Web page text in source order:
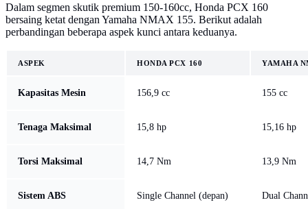
Dalam segmen skutik premium 150-160cc, Honda PCX 160
bersaing ketat dengan Yamaha NMAX 155. Berikut adalah
perbandingan beberapa aspek kunci antara keduanya.
ASPEK HONDA PCX 160 YAMAHA
Kapasitas Mesin 156,9 cc 155 cc
Tenaga Maksimal 15,8 hp 15,16 hp
Torsi Maksimal 14,7 Nm 13,9 Nm
Sistem ABS Single Channel (depan) Dual